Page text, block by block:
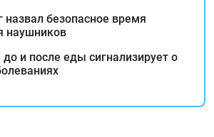
назвал безопасное время
наушников
и после еды сигнализирует о